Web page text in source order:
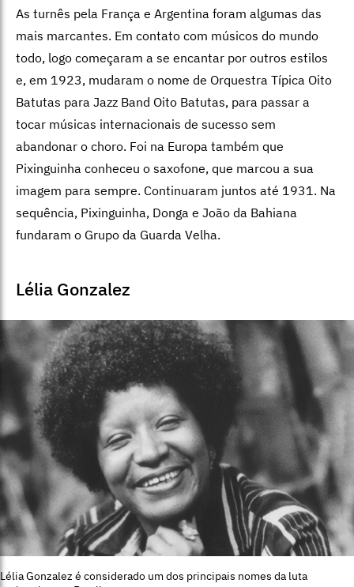
As turnês pela França e Argentina foram algumas das
mais marcantes. Em contato com músicos do mundo
todo, logo começaram a se encantar por outros estilos
e, em 1923, mudaram o nome de Orquestra Típica Oito
Batutas para Jazz Band Oito Batutas, para passar a
tocar músicas internacionais de sucesso sem
abandonar o choro. Foi na Europa também que
Pixinguinha conheceu o saxofone, que marcou a sua
imagem para sempre. Continuaram juntos até 1931. Na
sequência, Pixinguinha, Donga e João da Bahiana
fundaram o Grupo da Guarda Velha.
Lélia Gonzalez
Lélia Gonzalez é considerado um dos principais nomes da luta